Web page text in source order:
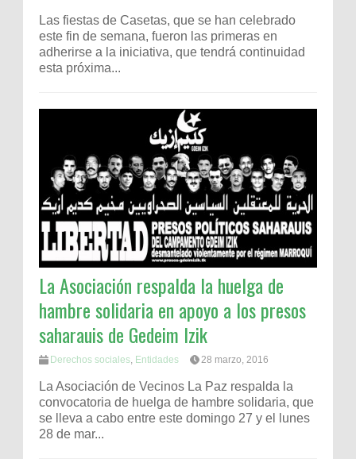
Las fiestas de Casetas, que se han celebrado
este fin de semana, fueron las primeras en
adherirse a la iniciativa, que tendrá continuidad
esta próxima...
La Asociación respalda la huelga de
hambre solidaria en apoyo a los presos
saharauis de Gedeim Izik
Derechos sociales Entidades 28 marzo, 2016
La Asociación de Vecinos La Paz respalda la
convocatoria de huelga de hambre solidaria, que
se lleva a cabo entre este domingo 27 y el lunes
28 de mar...